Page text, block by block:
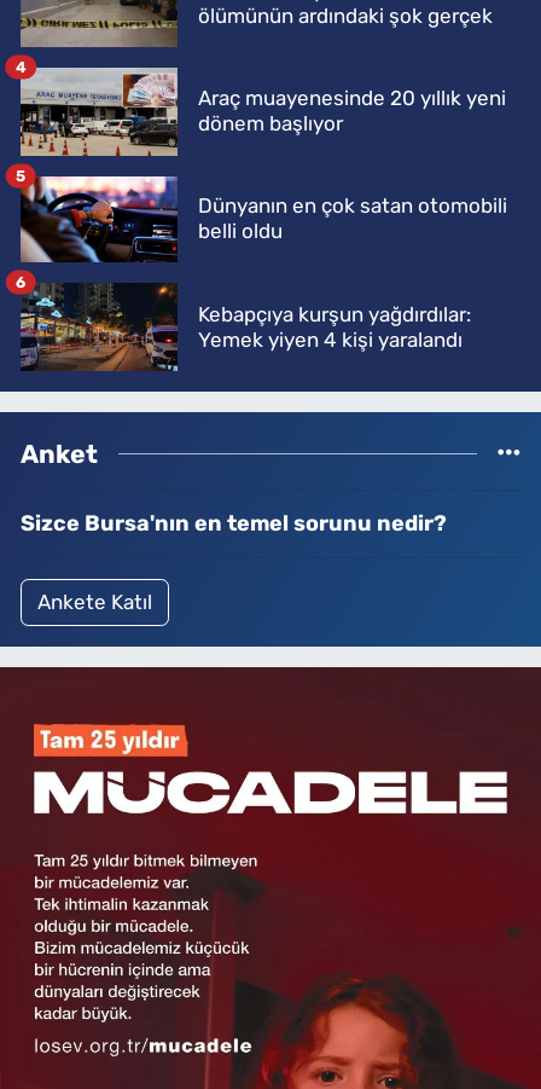
ölümünün ardındaki şok gerçek
Araç muayenesinde 20 yıllık yeni
dönem başlıyor
4
Dünyanın en çok satan otomobili
belli oldu
5
Kebapçıya kurşun yağdırdılar:
Yemek yiyen 4 kişi yaralandı
6
Anket
Sizce Bursa'nın en temel sorunu nedir?
Ankete Katıl